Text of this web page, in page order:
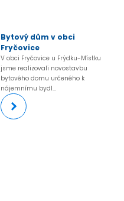
Bytový dům v obci
Fryčovice
V obci Fryčovice u Frýdku-Místku
jsme realizovali novostavbu
bytového domu určeného k
nájemnímu bydl...